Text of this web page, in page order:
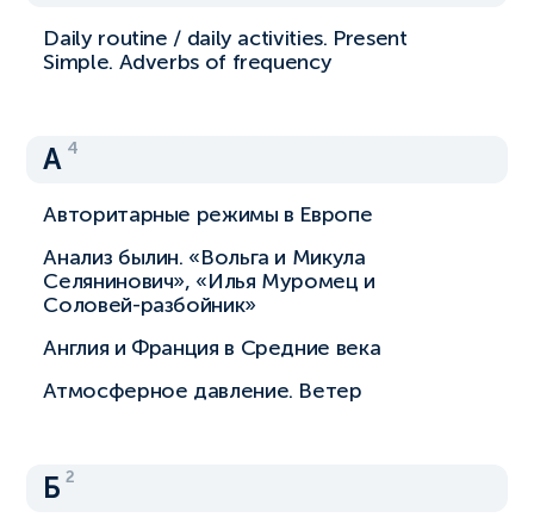
Daily routine / daily activities. Present
Simple. Adverbs of frequency
А 4
Авторитарные режимы в Европе
Анализ былин. «Вольга и Микула
Селянинович», «Илья Муромец и
Соловей-разбойник»
Англия и Франция в Средние века
Атмосферное давление. Ветер
Б 2